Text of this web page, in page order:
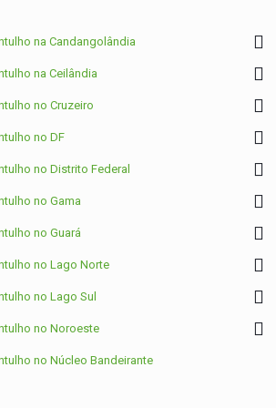
na Candangolândia
na Ceilândia
no Cruzeiro
no DF
no Distrito Federal
no Gama
no Guará
no Lago Norte
no Lago Sul
no Noroeste
no Núcleo Bandeirante